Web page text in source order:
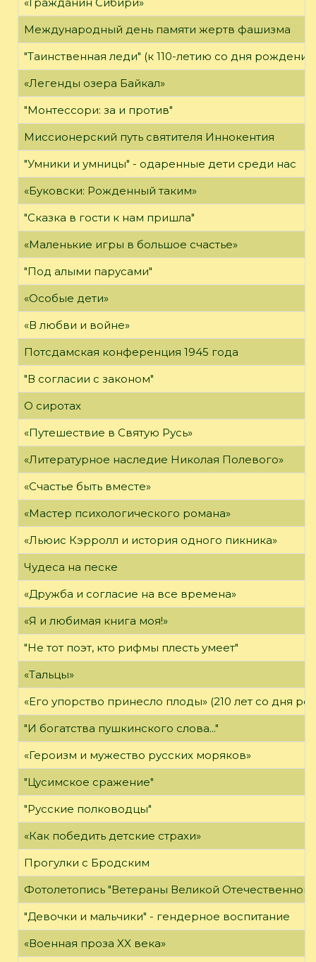
Международный день памяти жертв фашизма
"Таинственная леди" (к 110-летию со дня
«Легенды озера Байкал»
"Монтессори: за и против"
Миссионерский путь святителя Иннокентия
"Умники и умницы" - одаренные дети среди нас
«Буковски: Рожденный таким»
"Сказка в гости к нам пришла"
«Маленькие игры в большое счастье»
"Под алыми парусами"
«Особые дети»
«В любви и войне»
Потсдамская конференция 1945 года
"В согласии с законом"
О сиротах
«Путешествие в Святую Русь»
«Литературное наследие Николая Полевого»
«Счастье быть вместе»
«Мастер психологического романа»
«Льюис Кэрролл и история одного пикника»
Чудеса на песке
«Дружба и согласие на все времена»
«Я и любимая книга моя!»
"Не тот поэт, кто рифмы плесть умеет"
«Тальцы»
«Его упорство принесло плоды» (210 лет со дня
"И богатства пушкинского слова..."
«Героизм и мужество русских моряков»
"Цусимское сражение"
"Русские полководцы"
«Как победить детские страхи»
Прогулки с Бродским
Фотолетопись "Ветераны Великой Отечественной
"Девочки и мальчики" - гендерное воспитание
«Военная проза XX века»